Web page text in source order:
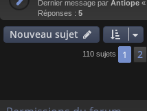
Dernier message par Antiope «
Réponses : 5
Nouveau sujet
110 sujets 1 2